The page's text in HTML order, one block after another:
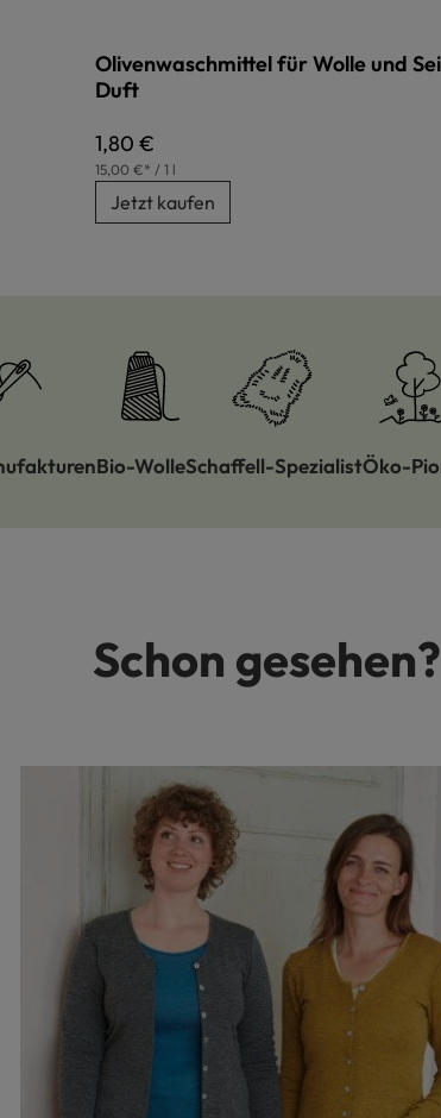
Olivenwaschmittel für Wolle und
Duft
Regulärer Preis:
1,80 €
15,00 €* / 1 l
Jetzt kaufen
Bio-WolleSchaffell-SpezialistÖko-
Schon gesehen?